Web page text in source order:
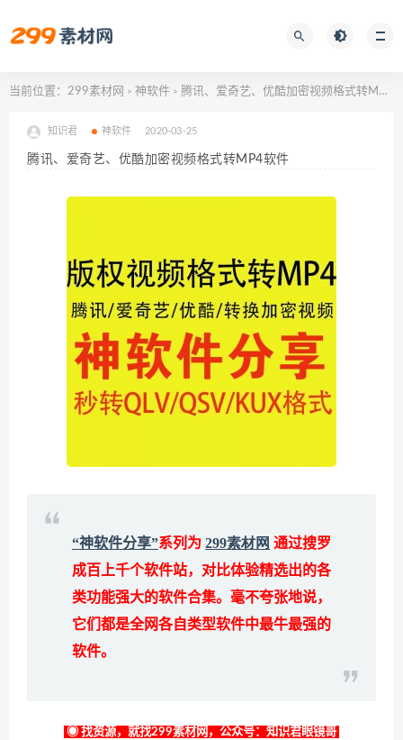
当前位置： 299素材网 > 神软件 > 腾讯、爱奇艺、优酷加密视频格式转MP4软件
知识君 神软件 2020-03-25
腾讯、爱奇艺、优酷加密视频格式转MP4软件
“神软件分享”系列为 299素材网 通过搜罗
成百上千个软件站，对比体验精选出的各
类功能强大的软件合集。毫不夸张地说，
它们都是全网各自类型软件中最牛最强的
软件。
◉ 找资源，就找299素材网，公众号：知识君眼镜哥